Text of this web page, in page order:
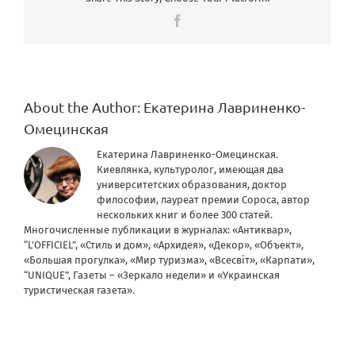
About the Author: Екатерина Лавриненко-
Омецинская
Екатерина Лавриненко-Омецинская.
Киевлянка, культуролог, имеющая два
университетских образования, доктор
философии, лауреат премии Сороса, автор
нескольких книг и более 300 статей.
Многочисленные публикации в журналах: «Антиквар»,
“L’OFFICIEL”, «Стиль и дом», «Архидея», «Декор», «Объект»,
«Большая прогулка», «Мир туризма», «Всесвіт», «Карпати»,
“UNIQUE”, Газеты – «Зеркало недели» и «Украинская
туристическая газета».